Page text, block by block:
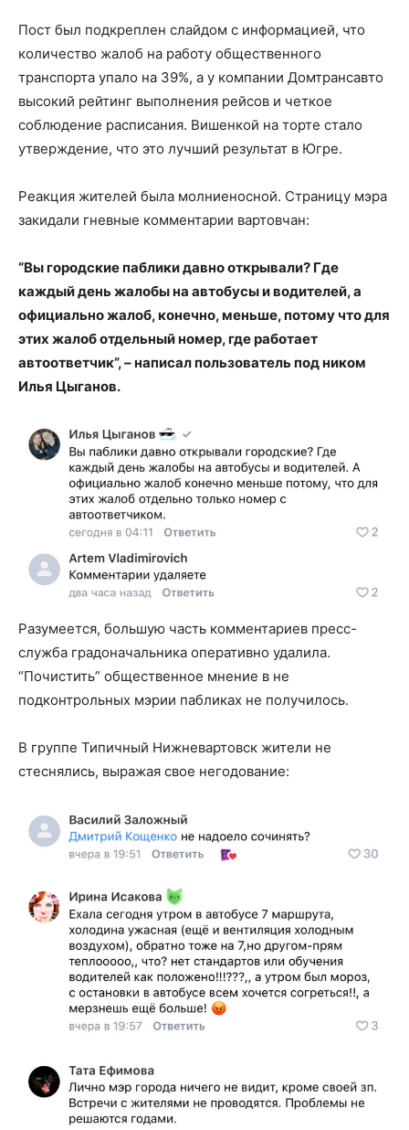
Пост был подкреплен слайдом с информацией, что
количество жалоб на работу общественного
транспорта упало на 39%, а у компании Домтрансавто
высокий рейтинг выполнения рейсов и четкое
соблюдение расписания. Вишенкой на торте стало
утверждение, что это лучший результат в Югре.
Реакция жителей была молниеносной. Страницу мэра
закидали гневные комментарии вартовчан:
“Вы городские паблики давно открывали? Где
каждый день жалобы на автобусы и водителей, а
официально жалоб, конечно, меньше, потому что для
этих жалоб отдельный номер, где работает
автоответчик”, – написал пользователь под ником
Илья Цыганов.
Разумеется, большую часть комментариев пресс-
служба градоначальника оперативно удалила.
“Почистить” общественное мнение в не
подконтрольных мэрии пабликах не получилось.
В группе Типичный Нижневартовск жители не
стеснялись, выражая свое негодование: